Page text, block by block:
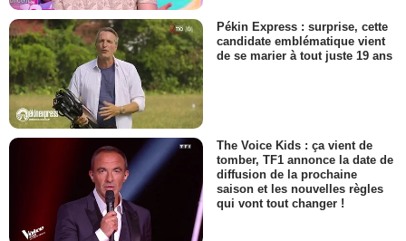
Pékin Express : surprise, cette
candidate emblématique vient
de se marier à tout juste 19 ans
The Voice Kids : ça vient de
tomber, TF1 annonce la date de
diffusion de la prochaine
saison et les nouvelles règles
qui vont tout changer !